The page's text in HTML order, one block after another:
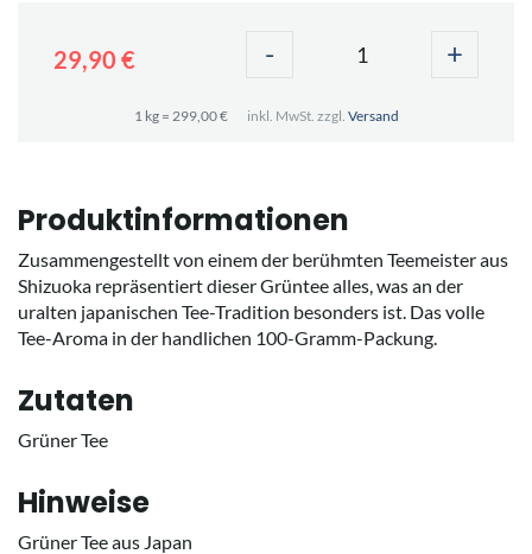
29,90 € - +
1 kg = 299,00 € inkl. MwSt. zzgl. Versand
Produktinformationen
Zusammengestellt von einem der berühmten Teemeister aus
Shizuoka repräsentiert dieser Grüntee alles, was an der
uralten japanischen Tee-Tradition besonders ist. Das volle
Tee-Aroma in der handlichen 100-Gramm-Packung.
Zutaten
Grüner Tee
Hinweise
Grüner Tee aus Japan